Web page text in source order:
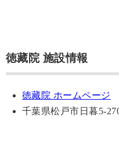
徳藏院 施設情報
徳藏院 ホームページ
千葉県松戸市日暮5-